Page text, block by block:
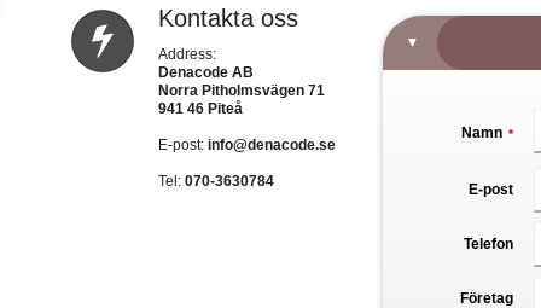
Kontakta oss
Address:
Denacode AB
Norra Pitholmsvägen 71
941 46 Piteå
E-post: info@denacode.se
Tel: 070-3630784
Namn *
E-post
Telefon
Företag